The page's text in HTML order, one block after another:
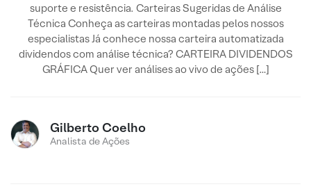
suporte e resistência. Carteiras Sugeridas de Análise
Técnica Conheça as carteiras montadas pelos nossos
especialistas Já conhece nossa carteira automatizada
dividendos com análise técnica? CARTEIRA DIVIDENDOS
GRÁFICA Quer ver análises ao vivo de ações […]
Gilberto Coelho
Analista de Ações